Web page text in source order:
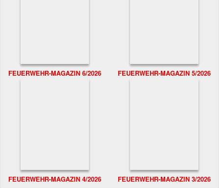
FEUERWEHR-MAGAZIN 6/2026 FEUERWEHR-MAGAZIN 5/2026
FEUERWEHR-MAGAZIN 4/2026 FEUERWEHR-MAGAZIN 3/2026